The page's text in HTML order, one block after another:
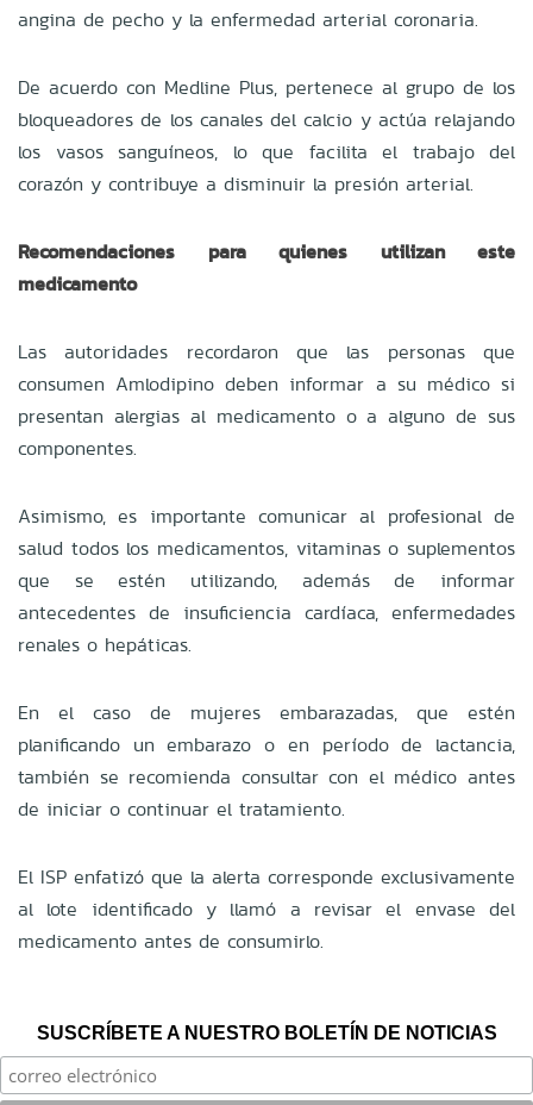
angina de pecho y la enfermedad arterial coronaria.
De acuerdo con Medline Plus, pertenece al grupo de los
bloqueadores de los canales del calcio y actúa relajando
los vasos sanguíneos, lo que facilita el trabajo del
corazón y contribuye a disminuir la presión arterial.
Recomendaciones para quienes utilizan este
medicamento
Las autoridades recordaron que las personas que
consumen Amlodipino deben informar a su médico si
presentan alergias al medicamento o a alguno de sus
componentes.
Asimismo, es importante comunicar al profesional de
salud todos los medicamentos, vitaminas o suplementos
que se estén utilizando, además de informar
antecedentes de insuficiencia cardíaca, enfermedades
renales o hepáticas.
En el caso de mujeres embarazadas, que estén
planificando un embarazo o en período de lactancia,
también se recomienda consultar con el médico antes
de iniciar o continuar el tratamiento.
El ISP enfatizó que la alerta corresponde exclusivamente
al lote identificado y llamó a revisar el envase del
medicamento antes de consumirlo.
SUSCRÍBETE A NUESTRO BOLETÍN DE NOTICIAS